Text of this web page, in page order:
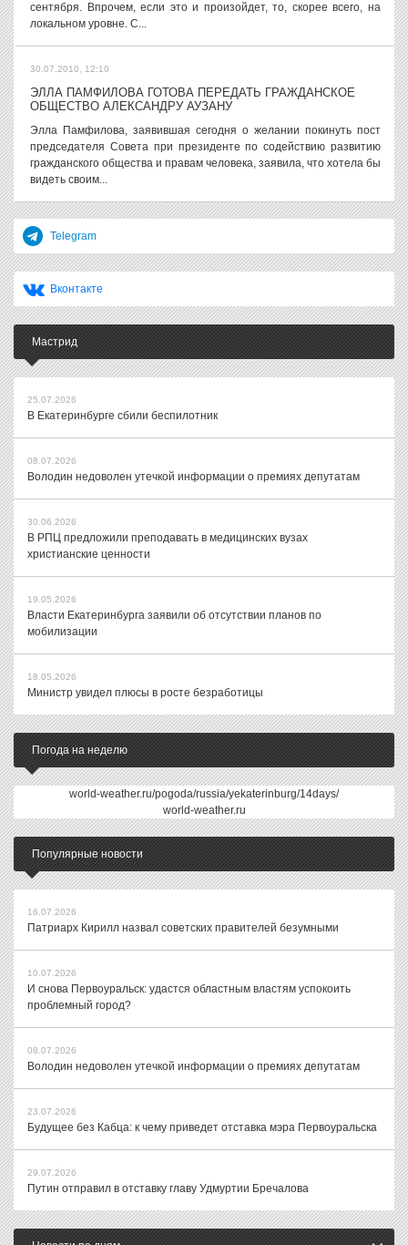
сентября. Впрочем, если это и произойдет, то, скорее всего, на
локальном уровне. С...
30.07.2010, 12:10
ЭЛЛА ПАМФИЛОВА ГОТОВА ПЕРЕДАТЬ ГРАЖДАНСКОЕ
ОБЩЕСТВО АЛЕКСАНДРУ АУЗАНУ
Элла Памфилова, заявившая сегодня о желании покинуть пост
председателя Совета при президенте по содействию развитию
гражданского общества и правам человека, заявила, что хотела бы
видеть своим...
Telegram
Вконтакте
Мастрид
25.07.2026
В Екатеринбурге сбили беспилотник
08.07.2026
Володин недоволен утечкой информации о премиях депутатам
30.06.2026
В РПЦ предложили преподавать в медицинских вузах
христианские ценности
19.05.2026
Власти Екатеринбурга заявили об отсутствии планов по
мобилизации
18.05.2026
Министр увидел плюсы в росте безработицы
Погода на неделю
world-weather.ru/pogoda/russia/yekaterinburg/14days/
world-weather.ru
Популярные новости
16.07.2026
Патриарх Кирилл назвал советских правителей безумными
10.07.2026
И снова Первоуральск: удастся областным властям успокоить
проблемный город?
08.07.2026
Володин недоволен утечкой информации о премиях депутатам
23.07.2026
Будущее без Кабца: к чему приведет отставка мэра Первоуральска
29.07.2026
Путин отправил в отставку главу Удмуртии Бречалова